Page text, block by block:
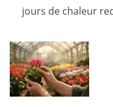
jours de chaleur